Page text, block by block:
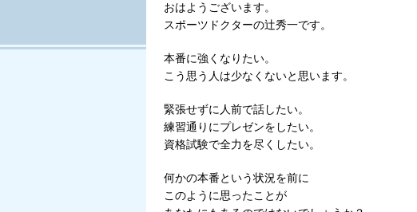
おはようございます。
スポーツドクターの辻秀一です。
本番に強くなりたい。
こう思う人は少なくないと思います。
緊張せずに人前で話したい。
練習通りにプレゼンをしたい。
資格試験で全力を尽くしたい。
何かの本番という状況を前に
このように思ったことが